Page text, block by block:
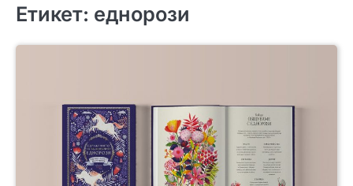
Етикет: еднорози